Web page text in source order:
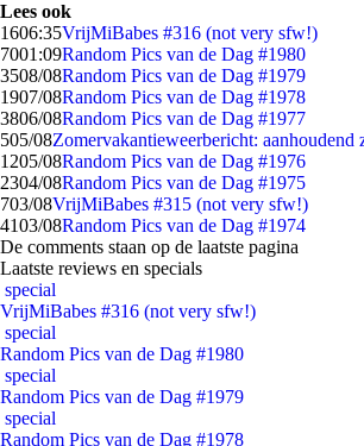
Lees ook
1606:35VrijMiBabes #316 (not very sfw!)
7001:09Random Pics van de Dag #1980
3508/08Random Pics van de Dag #1979
1907/08Random Pics van de Dag #1978
3806/08Random Pics van de Dag #1977
505/08Zomervakantieweerbericht: aanhoudend
1205/08Random Pics van de Dag #1976
2304/08Random Pics van de Dag #1975
703/08VrijMiBabes #315 (not very sfw!)
4103/08Random Pics van de Dag #1974
De comments staan op de laatste pagina
Laatste reviews en specials
special
VrijMiBabes #316 (not very sfw!)
special
Random Pics van de Dag #1980
special
Random Pics van de Dag #1979
special
Random Pics van de Dag #1978